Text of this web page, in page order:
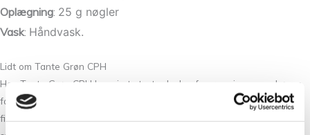
Oplægning: 25 g nøgler
Vask: Håndvask.
Lidt om Tante Grøn CPH
Hos Tante Grøn CPH har vi et stort udvalg af garner i mange skønne
farver. Så hvis du vil have syn for sagen og mærke garnet mellem
fingrene, så kom forbi vores butik på Christian Winthers Vej. Vi